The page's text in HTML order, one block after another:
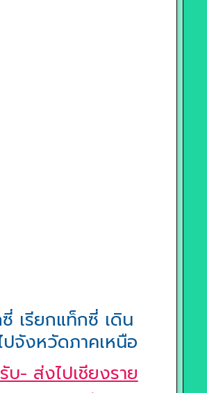
เรียกแท็กซี่ เดิน
จังหวัดภาคเหนือ
บ- ส่งไปเชียงราย